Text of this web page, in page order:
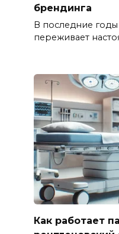
брендинга
В последние
переживает
Как работает